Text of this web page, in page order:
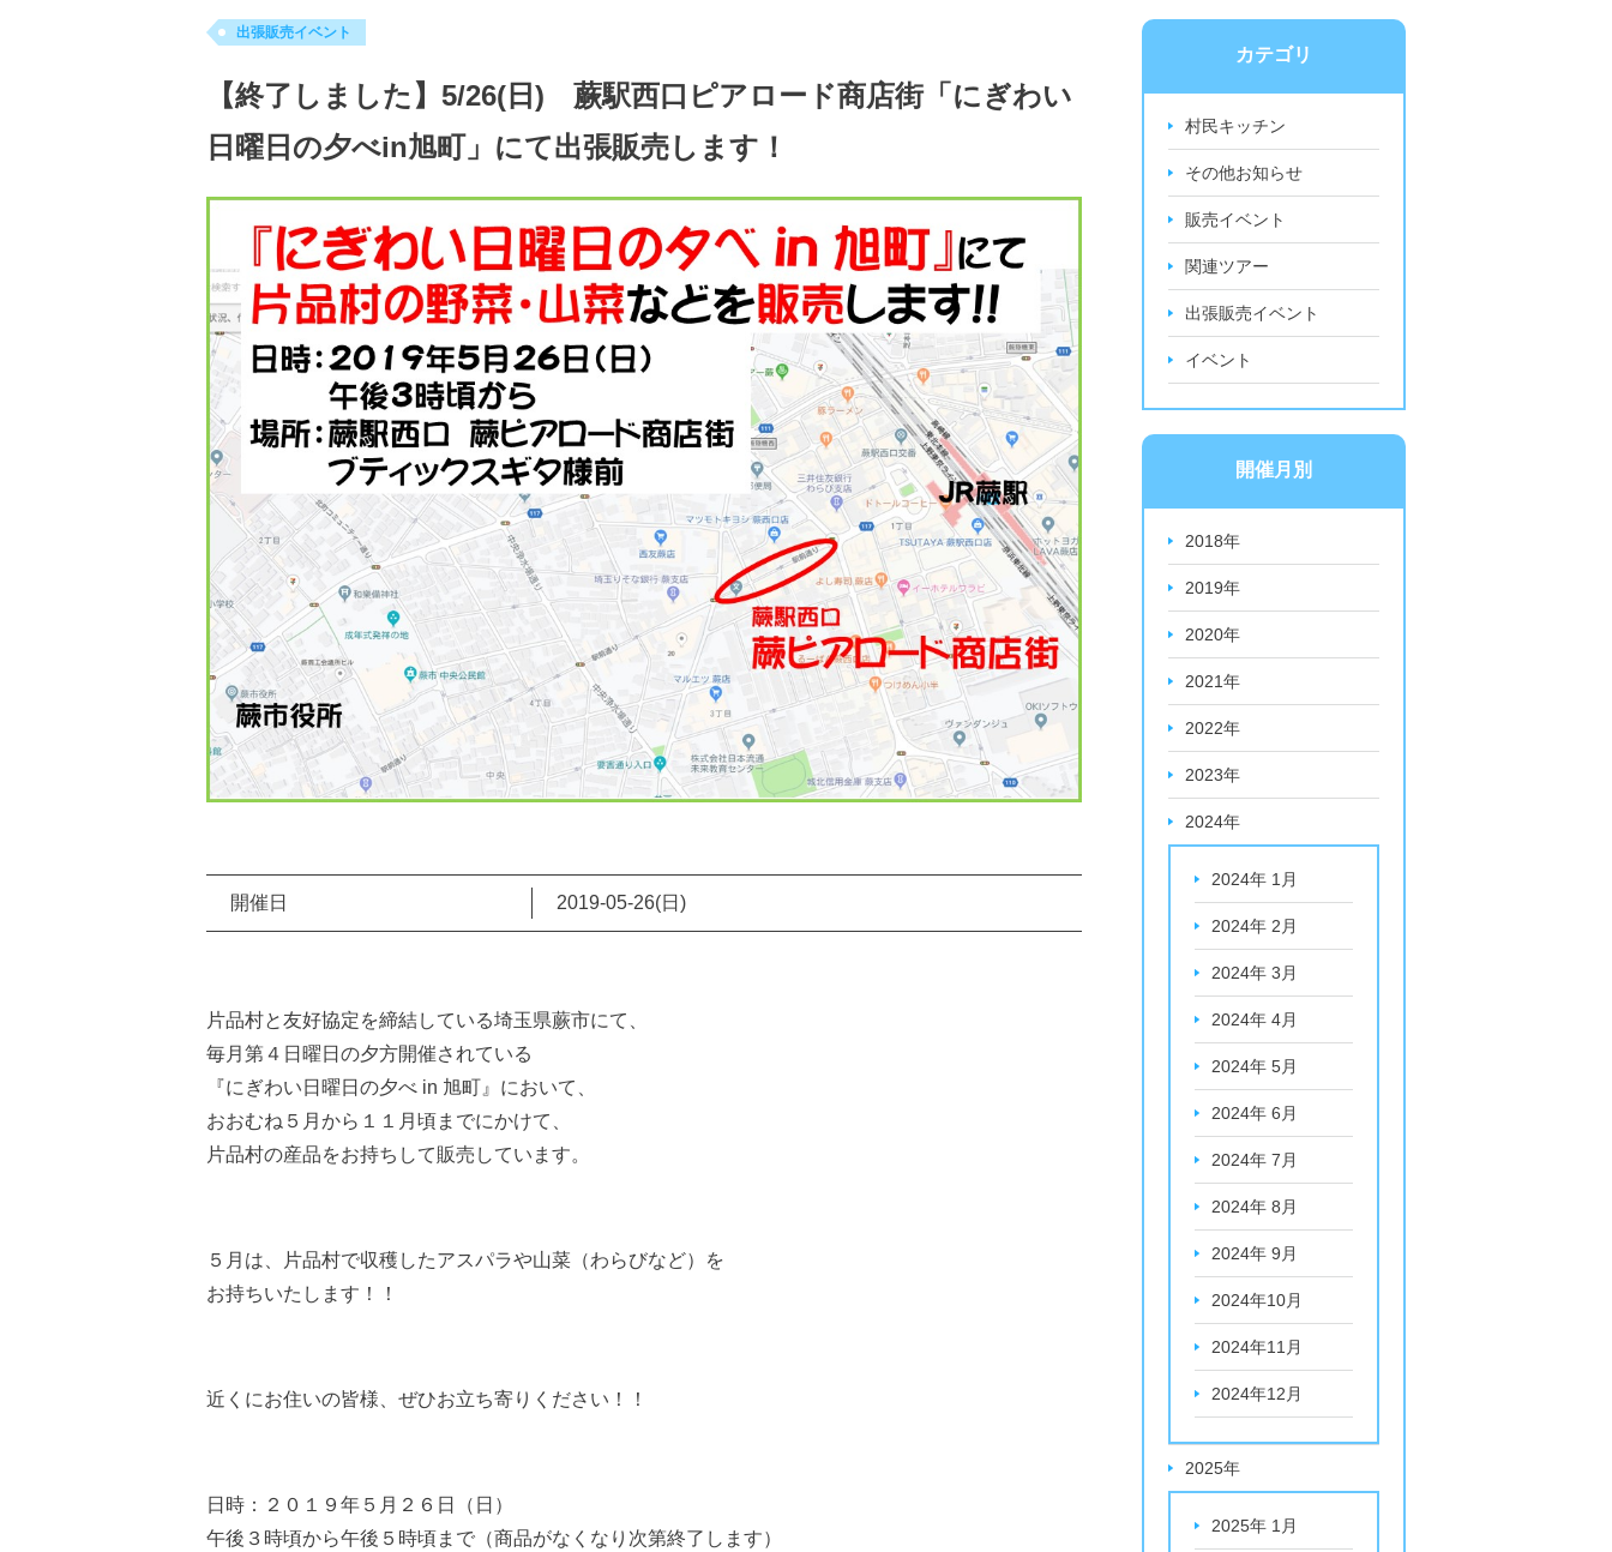
出張販売イベント
【終了しました】5/26(日) 蕨駅西口ピアロード商店街「にぎわい
日曜日の夕べin旭町」にて出張販売します！
開催日 2019-05-26(日)
片品村と友好協定を締結している埼玉県蕨市にて、
毎月第４日曜日の夕方開催されている
『にぎわい日曜日の夕べ in 旭町』において、
おおむね５月から１１月頃までにかけて、
片品村の産品をお持ちして販売しています。
５月は、片品村で収穫したアスパラや山菜（わらびなど）を
お持ちいたします！！
近くにお住いの皆様、ぜひお立ち寄りください！！
日時：２０１９年５月２６日（日）
午後３時頃から午後５時頃まで（商品がなくなり次第終了します）
カテゴリ
村民キッチン
その他お知らせ
販売イベント
関連ツアー
出張販売イベント
イベント
開催月別
2018年
2019年
2020年
2021年
2022年
2023年
2024年
2024年 1月
2024年 2月
2024年 3月
2024年 4月
2024年 5月
2024年 6月
2024年 7月
2024年 8月
2024年 9月
2024年10月
2024年11月
2024年12月
2025年
2025年 1月